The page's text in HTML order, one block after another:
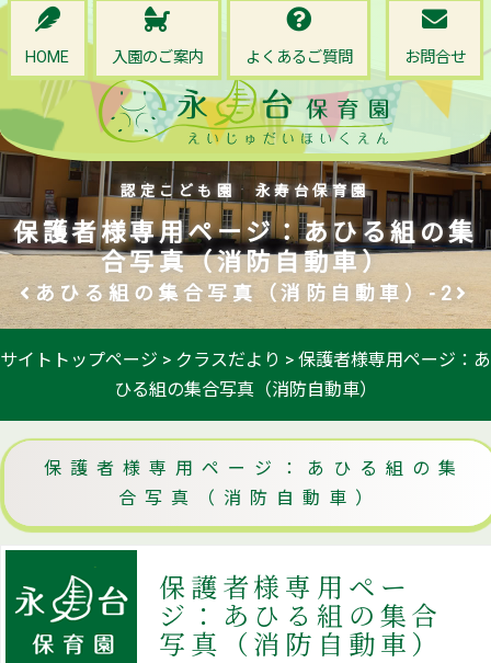
HOME 入園のご案内 よくあるご質問 お問合せ
認定こども園 永寿台保育園
保護者様専用ページ：あひる組の集
合写真（消防自動車）
あひる組の集合写真（消防自動車）-2
サイトトップページ > クラスだより > 保護者様専用ページ：あ
ひる組の集合写真（消防自動車）
保護者様専用ページ：あひる組の集
合写真（消防自動車）
保護者様専用ペー
ジ：あひる組の集合
写真（消防自動車）